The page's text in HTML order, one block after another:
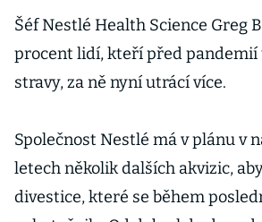
Šéf Nestlé Health Science Greg
procent lidí, kteří před pandemií
stravy, za ně nyní utrácí více.
Společnost Nestlé má v plánu v
letech několik dalších akvizic,
divestice, které se během